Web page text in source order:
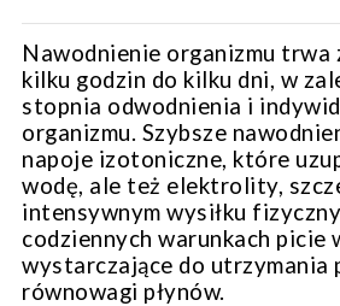
Nawodnienie organizmu trwa
kilku godzin do kilku dni, w
stopnia odwodnienia i
organizmu. Szybsze
napoje izotoniczne, które
wodę, ale też elektrolity,
intensywnym wysiłku
codziennych warunkach picie
wystarczające do utrzymania
równowagi płynów.